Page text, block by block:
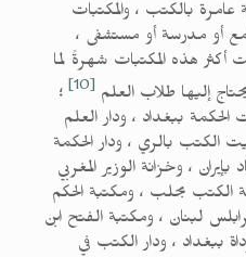
بالكتب ، والمكتبات
أو مدرسة أو مستشفى ،
أكثر هذه المكتبات شهرةً لما
إليها طلاب العلم [10]
؛
ببغداد ، ودار العلم
الكتب بالري ، ودار الحكمة
، وخزانة الوزير المغربي
الكتب بحلب ، ومكتبة الحكم
لبنان ، ومكتبة الفتح ابن
ببغداد ، ودار الكتب في